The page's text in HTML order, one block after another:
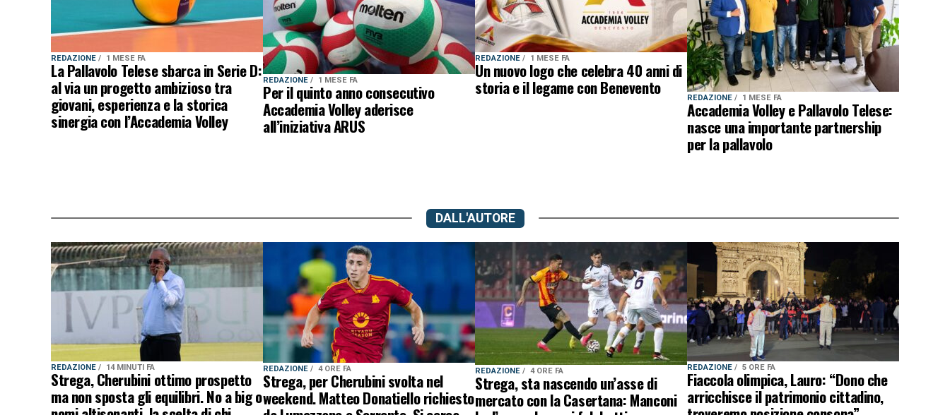
REDAZIONE 1 MESE FA
La Pallavolo Telese sbarca in Serie D:
al via un progetto ambizioso tra
giovani, esperienza e la storica
sinergia con l’Accademia Volley
REDAZIONE 1 MESE FA
Per il quinto anno consecutivo
Accademia Volley aderisce
all’iniziativa ARUS
REDAZIONE 1 MESE FA
Un nuovo logo che celebra 40 anni di
storia e il legame con Benevento REDAZIONE 1 MESE FA
Accademia Volley e Pallavolo Telese:
nasce una importante partnership
per la pallavolo
DALL'AUTORE
REDAZIONE 14 MINUTI FA
Strega, Cherubini ottimo prospetto
ma non sposta gli equilibri. No a big o
REDAZIONE 4 ORE FA
Strega, per Cherubini svolta nel
weekend. Matteo Donatiello richiesto
REDAZIONE 4 ORE FA
Strega, sta nascendo un’asse di
mercato con la Casertana: Manconi
REDAZIONE 5 ORE FA
Fiaccola olimpica, Lauro: “Dono che
arricchisce il patrimonio cittadino,